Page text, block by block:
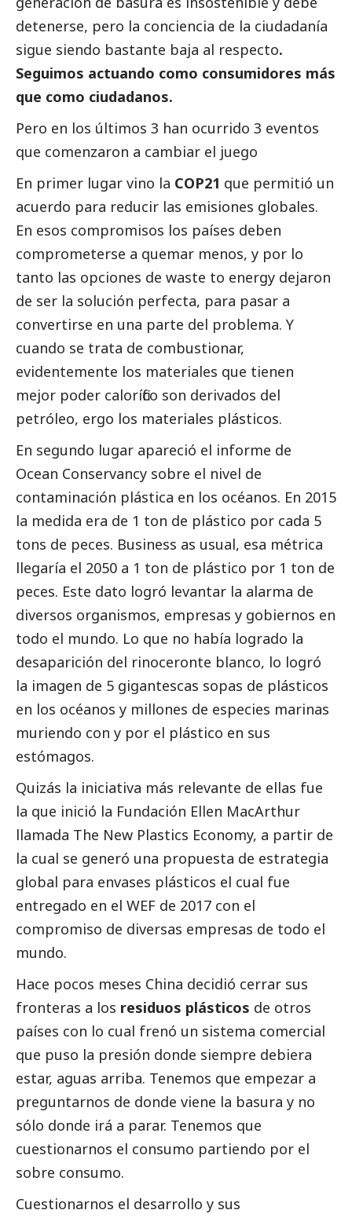
detenerse, pero la conciencia de la ciudadanía
sigue siendo bastante baja al respecto.
Seguimos actuando como consumidores más
que como ciudadanos.
Pero en los últimos 3 han ocurrido 3 eventos
que comenzaron a cambiar el juego
En primer lugar vino la COP21 que permitió un
acuerdo para reducir las emisiones globales.
En esos compromisos los países deben
comprometerse a quemar menos, y por lo
tanto las opciones de waste to energy dejaron
de ser la solución perfecta, para pasar a
convertirse en una parte del problema. Y
cuando se trata de combustionar,
evidentemente los materiales que tienen
mejor poder calorífico son derivados del
petróleo, ergo los materiales plásticos.
En segundo lugar apareció el informe de
Ocean Conservancy sobre el nivel de
contaminación plástica en los océanos. En 2015
la medida era de 1 ton de plástico por cada 5
tons de peces. Business as usual, esa métrica
llegaría el 2050 a 1 ton de plástico por 1 ton de
peces. Este dato logró levantar la alarma de
diversos organismos, empresas y gobiernos en
todo el mundo. Lo que no había logrado la
desaparición del rinoceronte blanco, lo logró
la imagen de 5 gigantescas sopas de plásticos
en los océanos y millones de especies marinas
muriendo con y por el plástico en sus
estómagos.
Quizás la iniciativa más relevante de ellas fue
la que inició la Fundación Ellen MacArthur
llamada The New Plastics Economy, a partir de
la cual se generó una propuesta de estrategia
global para envases plásticos el cual fue
entregado en el WEF de 2017 con el
compromiso de diversas empresas de todo el
mundo.
Hace pocos meses China decidió cerrar sus
fronteras a los residuos plásticos de otros
países con lo cual frenó un sistema comercial
que puso la presión donde siempre debiera
estar, aguas arriba. Tenemos que empezar a
preguntarnos de donde viene la basura y no
sólo donde irá a parar. Tenemos que
cuestionarnos el consumo partiendo por el
sobre consumo.
Cuestionarnos el desarrollo y sus